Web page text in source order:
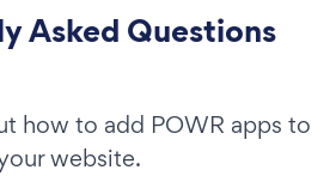
Asked Questions
how to add POWR apps to
website.